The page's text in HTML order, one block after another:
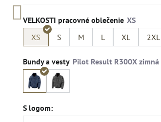
VELKOSTI pracovné oblečenie
XS
S M L XL 2XL
Bundy a vesty
S logom: